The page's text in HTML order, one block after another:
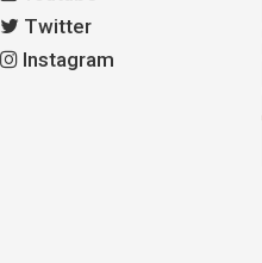
Twitter
Instagram